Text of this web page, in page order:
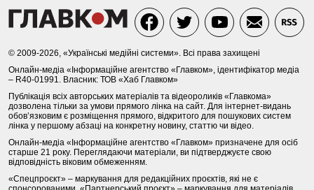
© 2009-2026, «Українські медійні системи». Всі права захищені
Онлайн-медіа «Інформаційне агентство «Главком», ідентифікатор медіа
– R40-01991. Власник: ТОВ «Хаб Главком»
Публікація всіх авторських матеріалів та відеороликів «Главкома»
дозволена тільки за умови прямого лінка на сайт. Для інтернет-видань
обов’язковим є розміщення прямого, відкритого для пошукових систем
лінка у першому абзаці на конкретну новину, статтю чи відео.
Онлайн-медіа «Інформаційне агентство «Главком» призначене для осіб
старше 21 року. Переглядаючи матеріали, ви підтверджуєте свою
відповідність віковим обмеженням.
«Спецпроєкт» – маркування для редакційних проєктів, які не є